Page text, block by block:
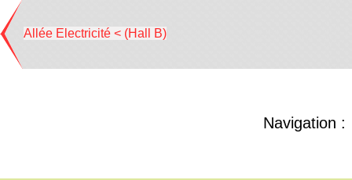
Allée Electricité < (Hall B)
Navigation :